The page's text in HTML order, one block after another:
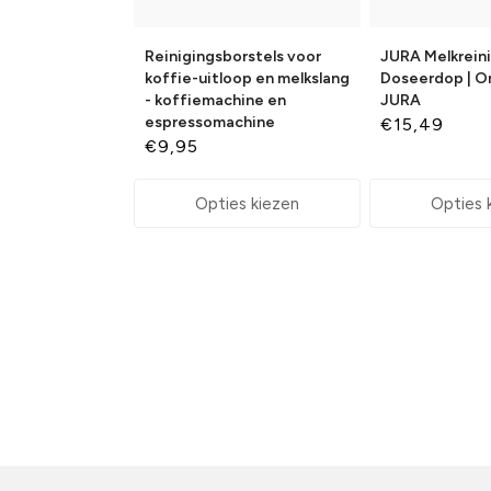
Reinigingsborstels voor
koffie-uitloop en melkslang
- koffiemachine en
espressomachine
Normale
€9,95
Opties kiezen
JURA
Doseerdop |
JURA
Normale
€15,49
Opties